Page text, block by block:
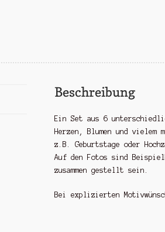
Beschreibung
Ein Set aus 6
Herzen, Blumen und
z.B. Geburtstage oder
Auf den Fotos sind
zusammen gestellt sein.
Bei explizierten